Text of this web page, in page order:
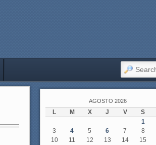
SEARCH
AGOSTO 2026
L M X J V S
1
3
4 5 6 7 8
10
11 12 13 14 15